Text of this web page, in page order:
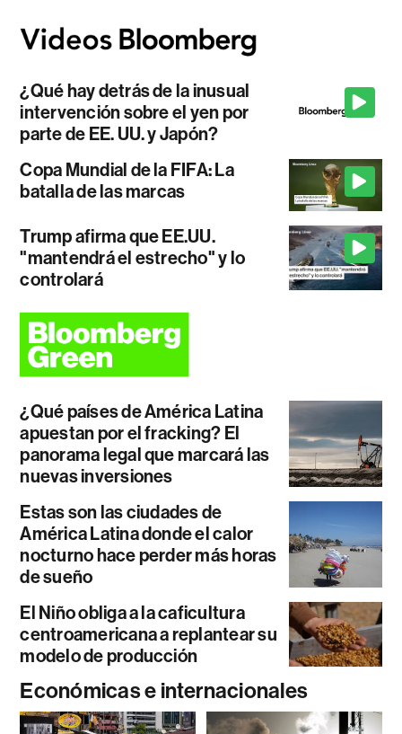
¿Qué hay detrás de la inusual
intervención sobre el yen por
parte de EE. UU. y Japón?
Copa Mundial de la FIFA: La
batalla de las marcas
Trump afirma que EE.UU.
"mantendrá el estrecho" y lo
controlará
¿Qué países de América Latina
apuestan por el fracking? El
panorama legal que marcará las
nuevas inversiones
Estas son las ciudades de
América Latina donde el calor
nocturno hace perder más horas
de sueño
El Niño obliga a la caficultura
centroamericana a replantear su
modelo de producción
Económicas e internacionales